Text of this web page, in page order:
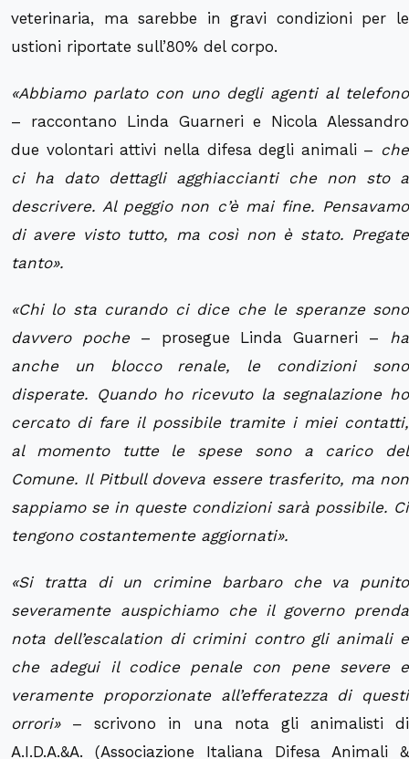
veterinaria, ma sarebbe in gravi condizioni per le
ustioni riportate sull’80% del corpo.
«Abbiamo parlato con uno degli agenti al telefono
– raccontano Linda Guarneri e Nicola Alessandro
due volontari attivi nella difesa degli animali – che
ci ha dato dettagli agghiaccianti che non sto a
descrivere. Al peggio non c’è mai fine. Pensavamo
di avere visto tutto, ma così non è stato. Pregate
tanto».
«Chi lo sta curando ci dice che le speranze sono
davvero poche– prosegue Linda Guarneri – ha
anche un blocco renale, le condizioni sono
disperate. Quando ho ricevuto la segnalazione ho
cercato di fare il possibile tramite i miei contatti,
al momento tutte le spese sono a carico del
Comune. Il Pitbull doveva essere trasferito, ma non
sappiamo se in queste condizioni sarà possibile. Ci
tengono costantemente aggiornati».
«Si tratta di un crimine barbaro che va punito
severamente auspichiamo che il governo prenda
nota dell’escalation di crimini contro gli animali e
che adegui il codice penale con pene severe e
veramente proporzionate all’efferatezza di questi
orrori» – scrivono in una nota gli animalisti di
A.I.D.A.&A. (Associazione Italiana Difesa Animali &